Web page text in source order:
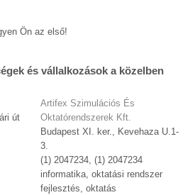
Ön az első!
és vállalkozások a közelben
út
Artifex Szimulációs És
Oktatórendszerek Kft.
Budapest XI. ker., Kevehaza U.1-
3.
(1) 2047234, (1) 2047234
informatika, oktatási rendszer
fejlesztés, oktatás